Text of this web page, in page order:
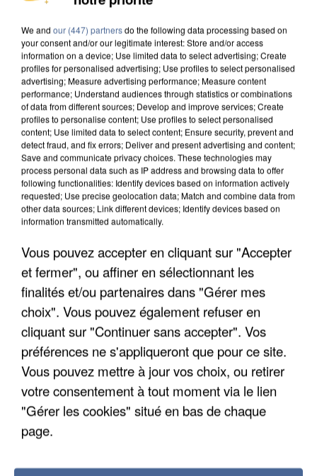
DE SOLIDARITÉ AVEC LES...
APRÈS TOUTES CES CANICULES, LES REFUGES
DE FAUNE SAUVAGE SONT...
We and our (447) partnersdo the following data processing based on
your consent and/or our legitimate interest: Store and/or access
information on a device; Use limited data to select advertising; Create
profiles for personalised advertising; Use profiles to select personalised
advertising; Measure advertising performance; Measure content
performance; Understand audiences through statistics or combinations
of data from different sources; Develop and improve services; Create
profiles to personalise content; Use profiles to select personalised
content; Use limited data to select content; Ensure security, prevent and
detect fraud, and fix errors; Deliver and present advertising and content;
Save and communicate privacy choices. These technologies may
process personal data such as IP address and browsing data to offer
following functionalities: Identify devices based on information actively
requested; Use precise geolocation data; Match and combine data from
other data sources; Link different devices; Identify devices based on
information transmitted automatically.
Vous pouvez accepter en cliquant sur "Accepter
et fermer", ou affiner en sélectionnant les
finalités et/ou partenaires dans "Gérer mes
choix". Vous pouvez également refuser en
cliquant sur "Continuer sans accepter". Vos
préférences ne s'appliqueront que pour ce site.
Vous pouvez mettre à jour vos choix, ou retirer
votre consentement à tout moment via le lien
"Gérer les cookies" situé en bas de chaque
page.